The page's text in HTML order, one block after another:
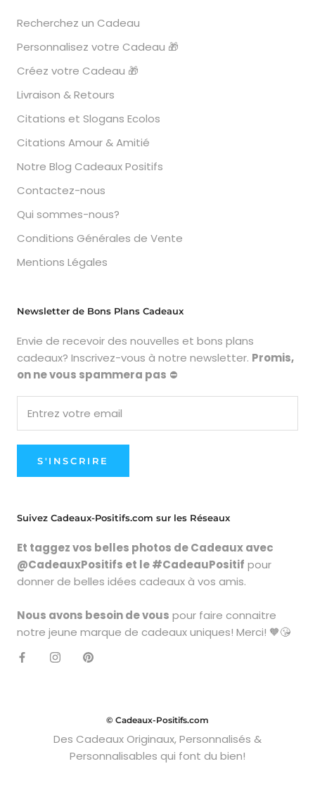
Recherchez un Cadeau
Personnalisez votre Cadeau 🎁
Créez votre Cadeau 🎁
Livraison & Retours
Citations et Slogans Ecolos
Citations Amour & Amitié
Notre Blog Cadeaux Positifs
Contactez-nous
Qui sommes-nous?
Conditions Générales de Vente
Mentions Légales
Newsletter de Bons Plans Cadeaux
Envie de recevoir des nouvelles et bons plans
cadeaux? Inscrivez-vous à notre newsletter. Promis,
on ne vous spammera pas ⛔
S'INSCRIRE
Suivez Cadeaux-Positifs.com sur les Réseaux
Et taggez vos belles photos de Cadeaux avec
@CadeauxPositifs et le #CadeauPositif pour
donner de belles idées cadeaux à vos amis.
Nous avons besoin de vous pour faire connaitre
notre jeune marque de cadeaux uniques! Merci! 🧡😘
© Cadeaux-Positifs.com
Des Cadeaux Originaux, Personnalisés &
Personnalisables qui font du bien!